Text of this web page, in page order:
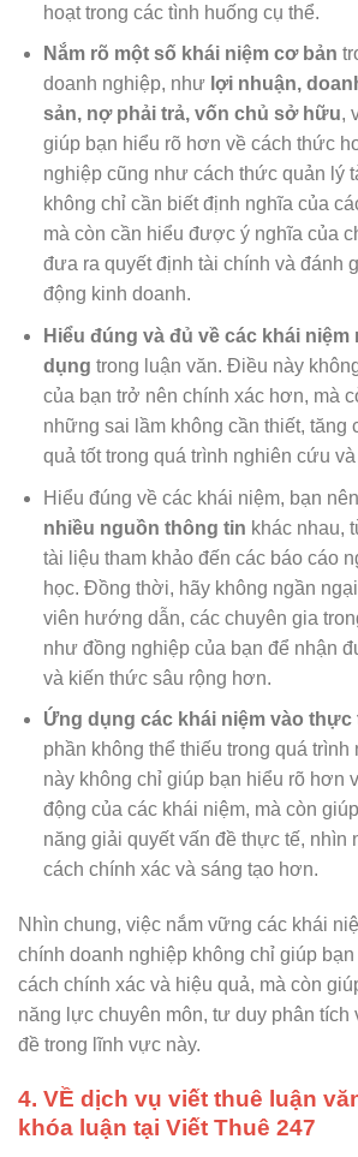
hoạt trong các tình huống cụ thể.
Nắm rõ một số khái niệm cơ bản
doanh nghiệp, như lợi nhuận,
sản, nợ phải trả, vốn chủ sở hữu,
giúp bạn hiểu rõ hơn về cách thức
nghiệp cũng như cách thức quản lý
không chỉ cần biết định nghĩa của
mà còn cần hiểu được ý nghĩa của
đưa ra quyết định tài chính và đánh
động kinh doanh.
Hiểu đúng và đủ về các khái niệm
dụng trong luận văn. Điều này
của bạn trở nên chính xác hơn, mà
những sai lầm không cần thiết, tăng
quả tốt trong quá trình nghiên cứu
Hiểu đúng về các khái niệm, bạn nên
nhiều nguồn thông tin khác nhau,
tài liệu tham khảo đến các báo cáo
học. Đồng thời, hãy không ngần
viên hướng dẫn, các chuyên gia
như đồng nghiệp của bạn để nhận
và kiến thức sâu rộng hơn.
Ứng dụng các khái niệm vào thực
phần không thể thiếu trong quá
này không chỉ giúp bạn hiểu rõ hơn
động của các khái niệm, mà còn
năng giải quyết vấn đề thực tế, nhìn
cách chính xác và sáng tạo hơn.
Nhìn chung, việc nắm vững các khái
chính doanh nghiệp không chỉ giúp
cách chính xác và hiệu quả, mà còn
năng lực chuyên môn, tư duy phân tích
đề trong lĩnh vực này.
4. VỀ dịch vụ viết thuê luận
khóa luận tại Viết Thuê 247